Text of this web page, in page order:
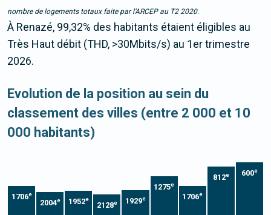
nombre de logements totaux faite par l’ARCEP au T2 2020.
À Renazé, 99,32% des habitants étaient éligibles au
Très Haut débit (THD, >30Mbits/s) au 1er trimestre
2026.
Evolution de la position au sein du
classement des villes (entre 2 000 et 10
000 habitants)
1706e
2004e 1952e
2128e 1929e
1275e
1706e
812e 600e